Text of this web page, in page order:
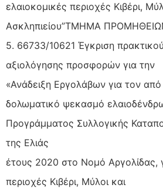
ελαιοκομικές περιοχές Κιβέρι,
Ασκληπιείου”ΤΜΗΜΑ
5. 66733/10621 Έγκριση
αξιολόγησης προσφορών για την
«Ανάδειξη Εργολάβων για τον
δολωματικό ψεκασμό
Προγράμματος Συλλογικής
της Ελιάς
έτους 2020 στο Νομό Αργολίδας,
περιοχές Κιβέρι, Μύλοι και